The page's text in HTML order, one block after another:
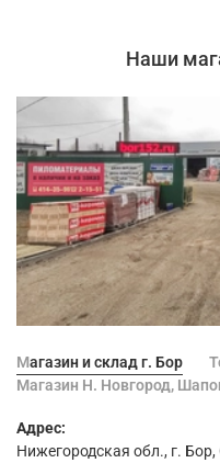
Наши
Магазин и склад г. Бор
Магазин Н. Новгород,
Адрес:
Нижегородская обл., г.